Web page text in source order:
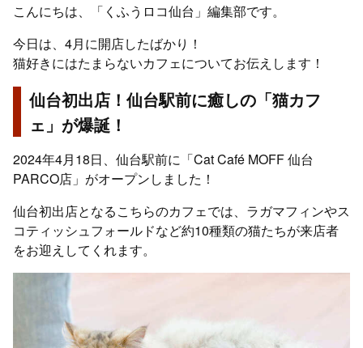
こんにちは、「くふうロコ仙台」編集部です。
今日は、4月に開店したばかり！
猫好きにはたまらないカフェについてお伝えします！
仙台初出店！仙台駅前に癒しの「猫カフ
ェ」が爆誕！
2024年4月18日、仙台駅前に「Cat Café MOFF 仙台
PARCO店」がオープンしました！
仙台初出店となるこちらのカフェでは、ラガマフィンやス
コティッシュフォールドなど約10種類の猫たちが来店者
をお迎えしてくれます。